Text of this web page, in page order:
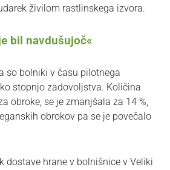
živilom rastlinskega izvora.
bil navdušujoč«
so bolniki v času pilotnega
stopnjo zadovoljstva. Količina
obroke, se je zmanjšala za 14 %,
obrokov pa se je povečalo
dostave hrane v bolnišnice v Veliki